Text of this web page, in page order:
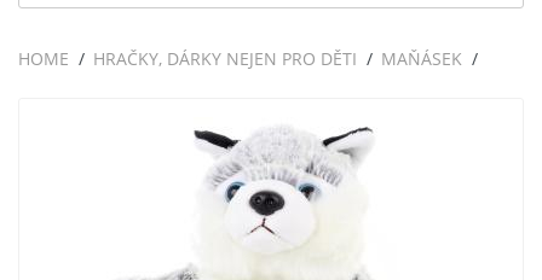
HOME HRAČKY, DÁRKY NEJEN PRO DĚTI MAŇÁSEK